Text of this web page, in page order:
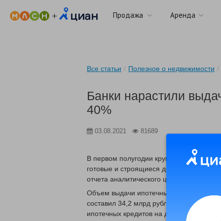
Продажа Аренда
Все статьи / Полезное о недвижимости /
Банки нарастили
40%
03.08.2021 81689
В первом полугодии крупные
готовые и строящиеся дома и
отчета аналитического центра
Объем выдачи ипотечных кредитов на
составил 34,2 млрд рублей. По данным
ипотечных кредитов на дома и участки